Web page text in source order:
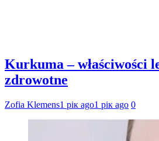
Kurkuma – właściwości
zdrowotne
Zofia Klemens1 рік ago1 рік ago 0